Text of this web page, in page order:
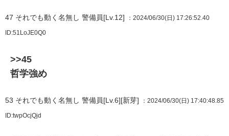
47 それでも動く名無し 警備員[Lv.12] ：2024/06/30(日) 17:26:52.40
ID:51LoJE0Q0
>>45
哲学強め
53 それでも動く名無し 警備員[Lv.6][新芽] ：2024/06/30(日) 17:40:48.85
ID:twpOcjQjd